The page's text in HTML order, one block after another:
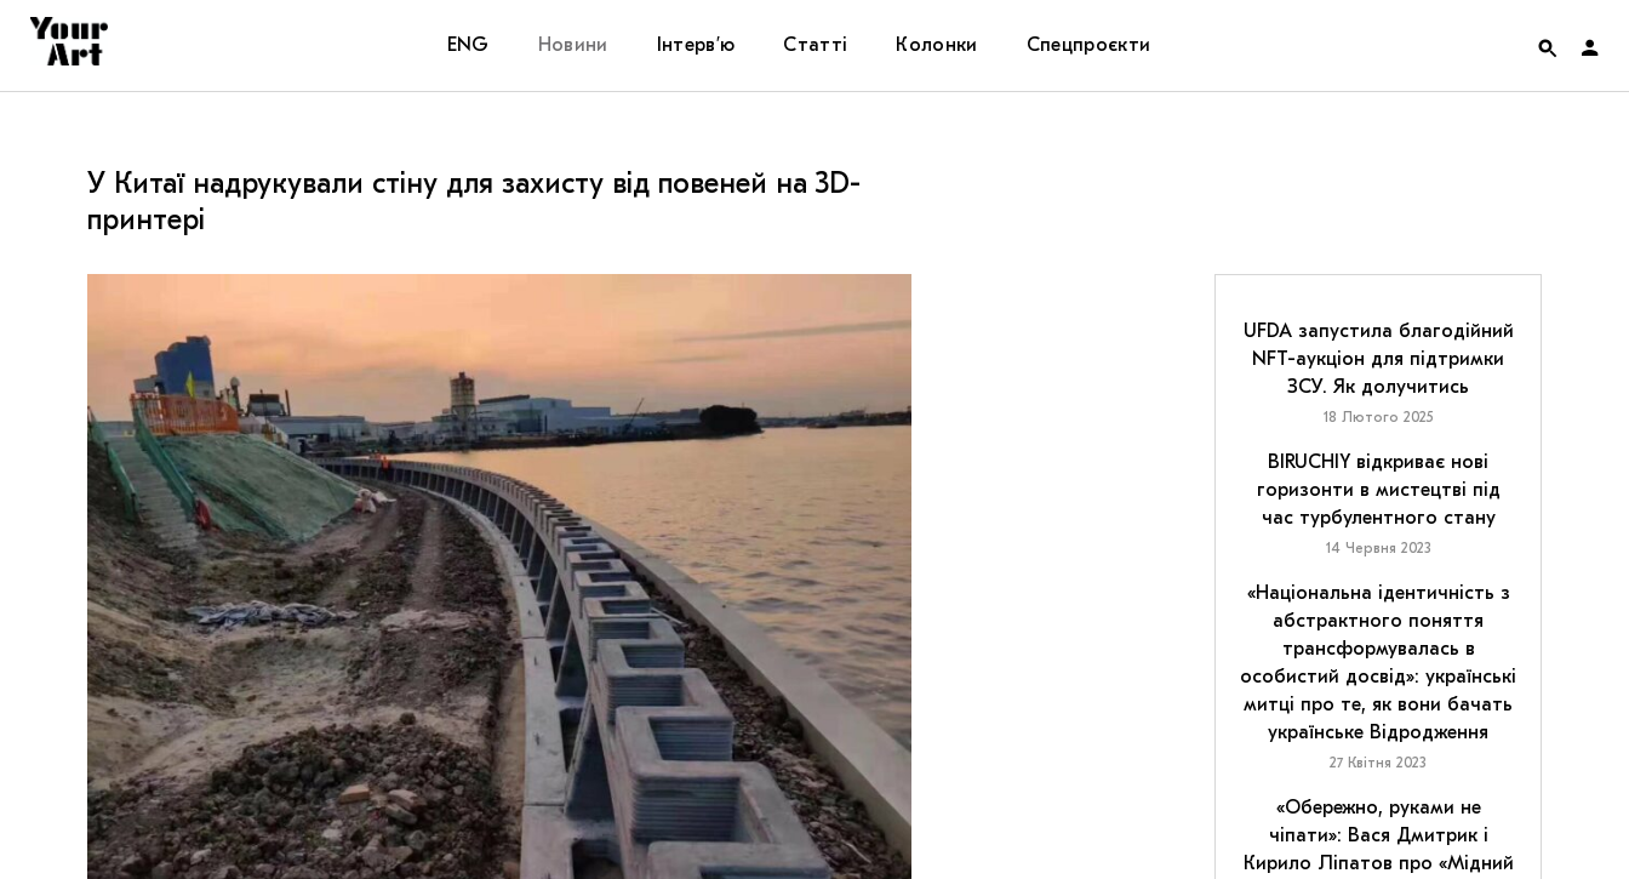
ENG Новини Інтерв’ю Статті Колонки Спецпроєкти
Carpathian Cult про різдвяні свята
У Китаї надрукували стіну для захисту від повеней на 3D-
принтері
UFDA запустила благодійний
NFT-аукціон для підтримки
ЗСУ. Як долучитись
18 Лютого 2025
BIRUCHIY відкриває нові
горизонти в мистецтві під
час турбулентного стану
14 Червня 2023
«Національна ідентичність з
абстрактного поняття
трансформувалась в
особистий досвід»: українські
митці про те, як вони бачать
українське Відродження
27 Квітня 2023
«Обережно, руками не
чіпати»: Вася Дмитрик і
Кирило Ліпатов про «Мідний